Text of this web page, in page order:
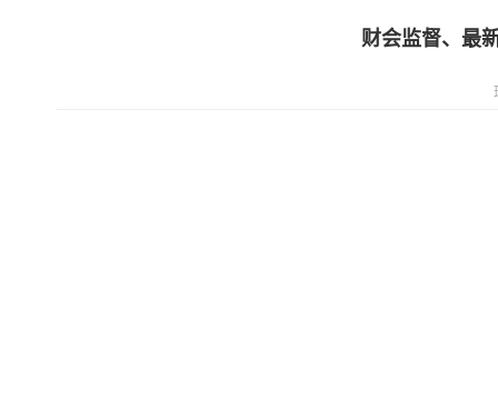
财会监督、最